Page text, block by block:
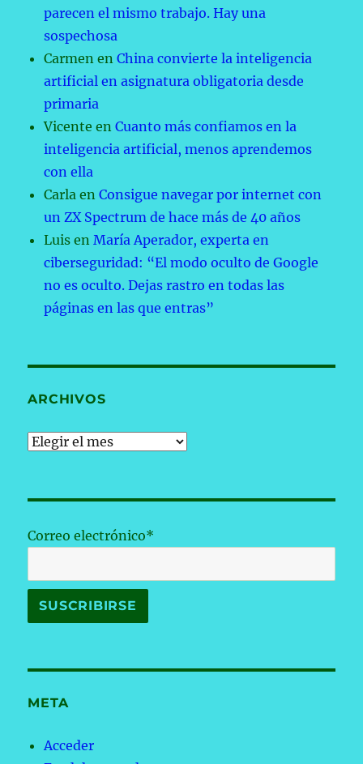
parecen el mismo trabajo. Hay una
sospechosa
Carmen enChina convierte la inteligencia
artificial en asignatura obligatoria desde
primaria
Vicente enCuanto más confiamos en la
inteligencia artificial, menos aprendemos
con ella
Carla enConsigue navegar por internet con
un ZX Spectrum de hace más de 40 años
Luis enMaría Aperador, experta en
ciberseguridad: “El modo oculto de Google
no es oculto. Dejas rastro en todas las
páginas en las que entras”
ARCHIVOS
Archivos
Correo electrónico*
META
Acceder